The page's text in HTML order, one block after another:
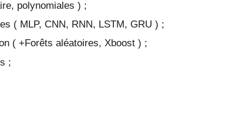
polynomiales ) ;
( MLP, CNN, RNN, LSTM, GRU ) ;
( +Forêts aléatoires, Xboost ) ;
;